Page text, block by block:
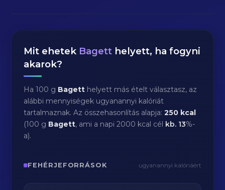
Mit ehetek Bagett helyett, ha fogyni
akarok?
Ha 100 g Bagett helyett más ételt választasz, az
alábbi mennyiségek ugyanannyi kalóriát
tartalmaznak. Az összehasonlítás alapja:250 kcal
(100 g Bagett, ami a napi 2000 kcal cél kb. 13%-
a).
FEHÉRJEFORRÁSOK ugyanannyi kalóriáért